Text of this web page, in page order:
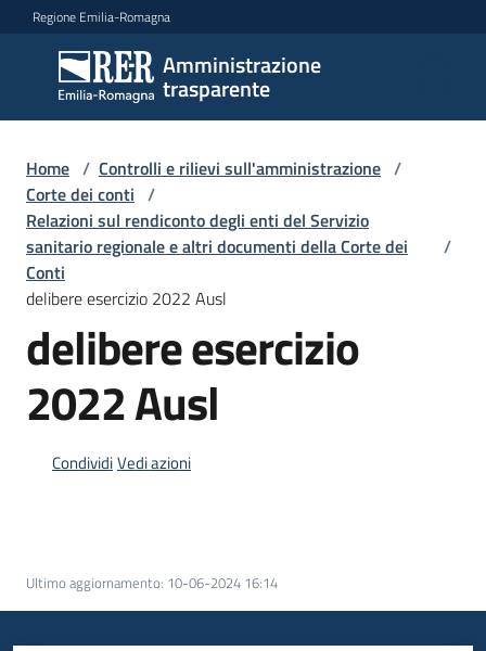
Vai al contenuto
Vai alla navigazione
Vai al footer
Regione Emilia-Romagna
Amministrazione
trasparente
Amministrazione
trasparente
Sottosezioni
Accesso
Home / Controlli e rilievi sull'amministrazione /
Corte dei conti /
Relazioni sul rendiconto degli enti del Servizio
sanitario regionale e altri documenti della Corte dei
Conti
/
delibere esercizio 2022 Ausl
delibere esercizio
2022 Ausl
CondividiVedi azioni
Ultimo aggiornamento: 10-06-2024 16:14